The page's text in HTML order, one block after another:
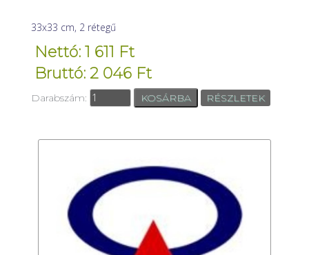
33x33 cm, 2 rétegű
Nettó: 1 611 Ft
Bruttó: 2 046 Ft
Darabszám: RÉSZLETEK